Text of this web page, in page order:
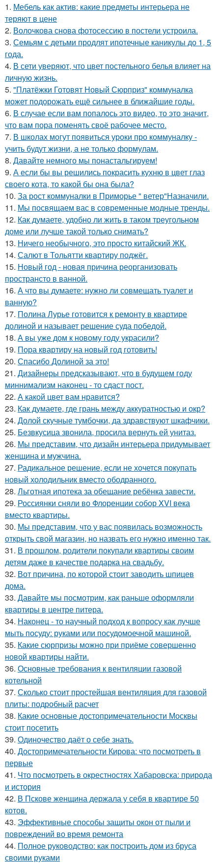
1. Мебель как актив: какие предметы интерьера не
теряют в цене
2. Волочкова снова фотосессию в постели устроила.
3. Семьям с детьми продлят ипотечные каникулы до 1, 5
года.
4. В сети уверяют, что цвет постельного белья влияет на
личную жизнь.
5. "Платёжки Готовят Новый Сюрприз" коммуналка
может подорожать ещё сильнее в ближайшие годы.
6. В случае если вам попалось это видео, то это значит,
что вам пора поменять своё рабочее место.
7. В школах могут появиться уроки про коммуналку -
учить будут жизни, а не только формулам.
8. Давайте немного мы понастальгируем!
9. А если бы вы решились покрасить кухню в цвет глаз
своего кота, то какой бы она была?
10. За рост коммуналки в Приморье " ветер"Назначили.
11. Мы посвящаем вас в современные модные тренды.
12. Как думаете, удобно ли жить в таком треугольном
доме или лучше такой только снимать?
13. Ничего необычного, это просто китайский ЖК.
14. Салют в Тольятти квартиру поджёг.
15. Новый год - новая причина реорганизовать
пространсто в ванной.
16. А что вы думаете: нужно ли совмещать туалет и
ванную?
17. Полина Лурье готовится к ремонту в квартире
долиной и называет решение суда победой.
18. А вы уже дом к новому году украсили?
19. Пора квартиру на новый год готовить!
20. Спасибо Долиной за это!
21. Дизайнеры предсказывают, что в будущем году
миннимализм наконец - то сдаст пост.
22. А какой цвет вам нравится?
23. Как думаете, где грань между аккуратностью и окр?
24. Долой скучные тумбочки, да здравствуют шкафчики.
25. Безвкусица звонила, просила вернуть ей унитаз.
26. Мы представим, что дизайн интерьера придумывает
женщина и мужчина.
27. Радикальное решение, если не хочется покупать
новый холодильник вместо ободранного.
28. Льготная ипотека за обещание ребёнка завести.
29. Россиянки сняли во Флоренции собор XVI века
вместо квартиры.
30. Мы представим, что у вас появилась возможность
открыть свой магазин, но назвать его нужно именно так.
31. В прошлом, родители покупали квартиры своим
детям даже в качестве подарка на свадьбу.
32. Вот причина, по которой стоит заводить шпицев
дома.
33. Давайте мы посмотрим, как раньше оформляли
квартиры в центре питера.
34. Наконец - то научный подход к вопросу как лучше
мыть посуду: руками или посудомоечной машиной.
35. Какие сюрпризы можно при приёме совершенно
новой квартиры найти.
36. Основные требования к вентиляции газовой
котельной
37. Сколько стоит простейшая вентиляция для газовой
плиты: подробный расчет
38. Какие основные достопримечательности Москвы
стоит посетить
39. Одиночество даёт о себе знать.
40. Достопримечательности Кирова: что посмотреть в
первые
41. Что посмотреть в окрестностях Хабаровска: природа
и история
42. В Пскове женщина держала у себя в квартире 50
котов.
43. Эффективные способы защиты окон от пыли и
повреждений во время ремонта
44. Полное руководство: как построить дом из бруса
своими руками